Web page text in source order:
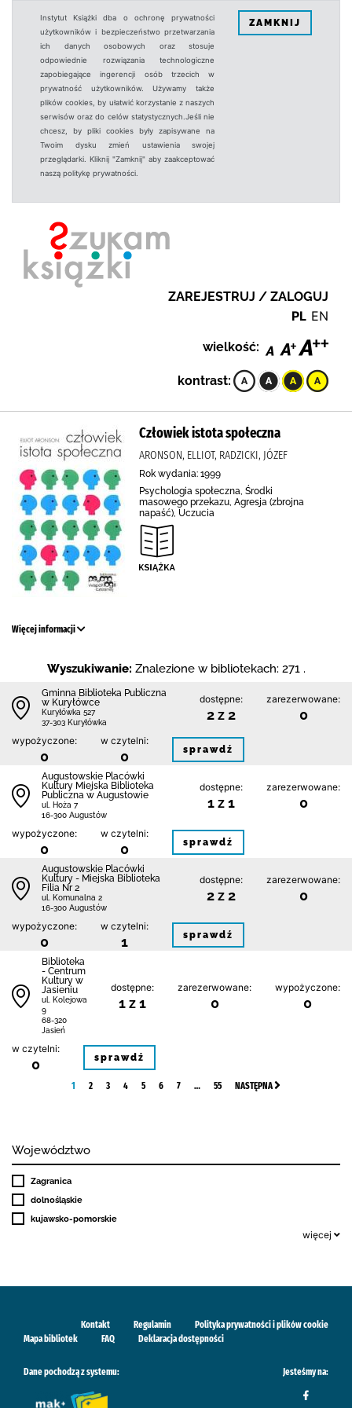
Instytut Książki dba o ochronę prywatności
użytkowników i bezpieczeństwo przetwarzania
ich danych osobowych oraz stosuje
odpowiednie rozwiązania technologiczne
zapobiegające ingerencji osób trzecich w
prywatność użytkowników. Używamy także
plików cookies, by ułatwić korzystanie z naszych
serwisów oraz do celów statystycznych.Jeśli nie
chcesz, by pliki cookies były zapisywane na
Twoim dysku zmień ustawienia swojej
przeglądarki. Kliknij "Zamknij" aby zaakceptować
naszą politykę prywatności.
ZAMKNIJ
ZAREJESTRUJ / ZALOGUJ
PL EN
wielkość:
kontrast:
Człowiek istota społeczna
ARONSON, ELLIOT, RADZICKI, JÓZEF
Rok wydania: 1999
Psychologia społeczna, Środki
masowego przekazu, Agresja (zbrojna
napaść), Uczucia
Więcej informacji
Wyszukiwanie: Znalezione w bibliotekach: 271 .
Gminna Biblioteka Publiczna
w Kuryłówce
Kuryłówka 527
37-303 Kuryłówka
dostępne:
2 z 2
zarezerwowane:
0
wypożyczone:
0
w czytelni:
0 sprawdź
Augustowskie Placówki
Kultury Miejska Biblioteka
Publiczna w Augustowie
ul. Hoża 7
16-300 Augustów
dostępne:
1 z 1
zarezerwowane:
0
wypożyczone:
0
w czytelni:
0 sprawdź
Augustowskie Placówki
Kultury - Miejska Biblioteka
Filia Nr 2
ul. Komunalna 2
16-300 Augustów
dostępne:
2 z 2
zarezerwowane:
0
wypożyczone:
0
w czytelni:
1 sprawdź
Biblioteka
- Centrum
Kultury w
Jasieniu
ul. Kolejowa
9
68-320
Jasień
dostępne:
1 z 1
zarezerwowane:
0
wypożyczone:
0
w czytelni:
0 sprawdź
1 2 3 4 5 6 7 … 55 NASTĘPNA
Województwo
Zagranica
dolnośląskie
kujawsko-pomorskie
więcej
Kontakt Regulamin
Polityka prywatności i plików cookie
Mapa bibliotek
FAQ Deklaracja dostępności
Dane pochodzą z systemu: Jesteśmy na: